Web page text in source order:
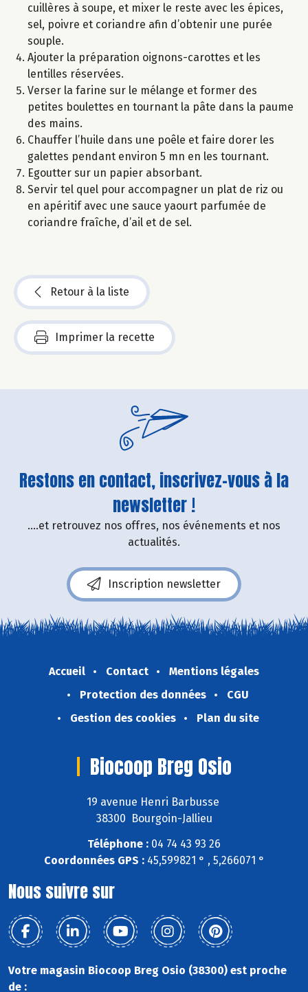
cuillères à soupe, et mixer le reste avec les épices,
sel, poivre et coriandre afin d’obtenir une purée
souple.
Ajouter la préparation oignons-carottes et les
lentilles réservées.
Verser la farine sur le mélange et former des
petites boulettes en tournant la pâte dans la paume
des mains.
Chauffer l’huile dans une poêle et faire dorer les
galettes pendant environ 5 mn en les tournant.
Egoutter sur un papier absorbant.
Servir tel quel pour accompagner un plat de riz ou
en apéritif avec une sauce yaourt parfumée de
coriandre fraîche, d’ail et de sel.
Retour à la liste
Imprimer la recette
Restons en contact, inscrivez-vous à la
newsletter !
....et retrouvez nos offres, nos événements et nos
actualités.
Inscription newsletter
Accueil Contact
Mentions légales
Protection des données
CGU
Gestion des cookies
Plan du site
Biocoop Breg Osio
19 avenue Henri Barbusse
38300 Bourgoin-Jallieu
Téléphone : 04 74 43 93 26
Coordonnées GPS :45,599821 ° , 5,266071 °
Nous suivre sur
Votre magasin Biocoop Breg Osio (38300) est proche
de :